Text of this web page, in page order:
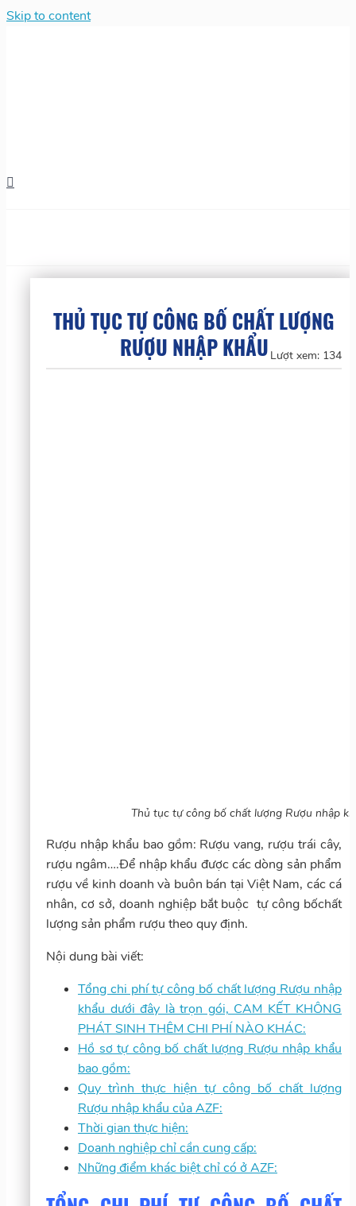
Skip to content
THỦ TỤC TỰ CÔNG BỐ CHẤT LƯỢNG
RƯỢU NHẬP KHẨU Lượt xem: 134
Thủ tục tự công bố chất lượng Rượu nhập
Rượu nhập khẩu bao gồm: Rượu vang, rượu trái cây,
rượu ngâm….Để nhập khẩu được các dòng sản phẩm
rượu về kinh doanh và buôn bán tại Việt Nam, các cá
nhân, cơ sở, doanh nghiệp bắt buộc tự công bốchất
lượng sản phẩm rượu theo quy định.
Nội dung bài viết:
Tổng chi phí tự công bố chất lượng Rượu nhập
khẩu dưới đây là trọn gói, CAM KẾT KHÔNG
PHÁT SINH THÊM CHI PHÍ NÀO KHÁC:
Hồ sơ tự công bố chất lượng Rượu nhập khẩu
bao gồm:
Quy trình thực hiện tự công bố chất lượng
Rượu nhập khẩu của AZF:
Thời gian thực hiện:
Doanh nghiệp chỉ cần cung cấp:
Những điểm khác biệt chỉ có ở AZF: